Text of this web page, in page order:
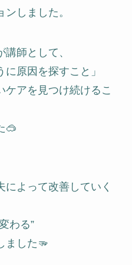
しました。
師として、
に原因を探すこと」
ケアを見つけ続けるこ
🥽
よって改善していく
わる”
ました🫳